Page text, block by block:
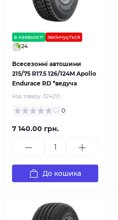
в наявності закінчується
24
Всесезонні автошини
215/75 R17.5 126/124M Apollo
Endurace RD *ведуча
Код товару: 324210
0
7 140.00 грн.
До кошика